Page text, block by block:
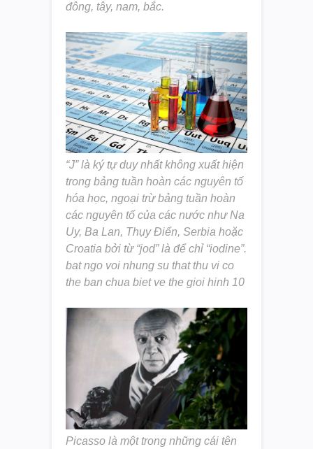
đông, tây, nam, bắc.
“J” là ký tự duy nhất không xuất hiện
trong bảng tuần hoàn các nguyên tố
hóa học, ngoại trừ bảng tuần hoàn
các nguyên tố của các nước như Na
Uy, Ba Lan, Thụy Điển, Serbia hoặc
Croatia bởi từ “jod” là để chỉ “iodine”.
bat ngo voi nhung su that thu vi co
the ban chua biet ve the gioi hinh 10
Picasso là một trong những cái tên